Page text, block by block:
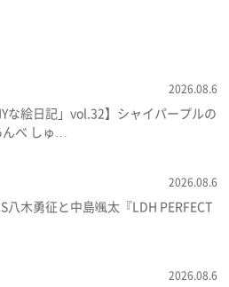
2026.08.6
な絵日記」vol.32】シャイパープルの
べ しゅ…
2026.08.6
八木勇征と中島颯太『LDH PERFECT
2026.08.6